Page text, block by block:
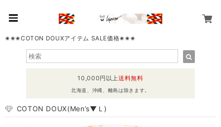
✬✬✬COTON DOUXアイテム SALE価格✬✬✬
10,000円以上送料無料
北海道、沖縄、離島は除きます。
COTON DOUX(Men’s▼Ｌ)